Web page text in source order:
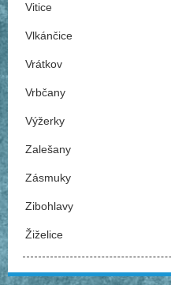
Vitice
Vlkánčice
Vrátkov
Vrbčany
Výžerky
Zalešany
Zásmuky
Zibohlavy
Žiželice